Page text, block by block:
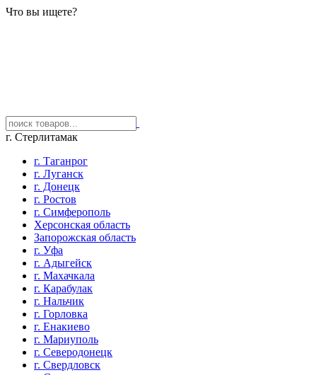
Что вы ищете?
г. Стерлитамак
г. Таганрог
г. Луганск
г. Донецк
г. Ростов
г. Симферополь
Херсонская область
Запорожская область
г. Уфа
г. Адыгейск
г. Махачкала
г. Карабулак
г. Нальчик
г. Горловка
г. Енакиево
г. Мариуполь
г. Северодонецк
г. Свердловск